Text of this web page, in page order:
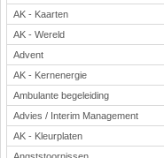
AK - Kaarten
AK - Wereld
Advent
AK - Kernenergie
Ambulante begeleiding
Advies / Interim Management
AK - Kleurplaten